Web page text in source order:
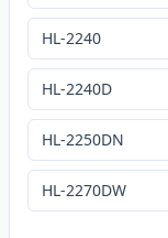
HL-2240
HL-2240D
HL-2250DN
HL-2270DW